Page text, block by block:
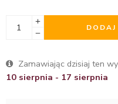
Zamawiając dzisiaj ten
10 sierpnia - 17 sierpnia